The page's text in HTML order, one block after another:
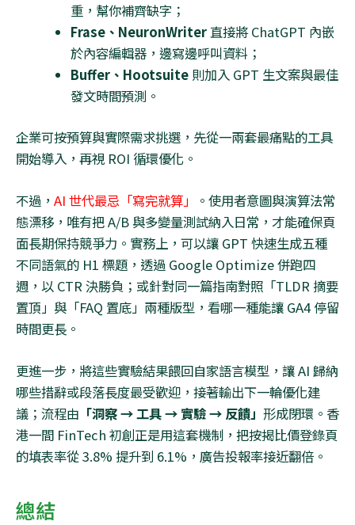
重，幫你補齊缺字；
Frase 、 NeuronWriter直接將ChatGPT 內嵌
於內容編輯器，邊寫邊呼叫資料；
Buffer 、 Hootsuite 則加入 GPT 生文案與最佳
發文時間預測。
企業可按預算與實際需求挑選，先從一兩套最痛點的工具
開始導入，再視 ROI 循環優化。
不過， AI 世代最忌「寫完就算」
。使用者意圖與演算法常
態漂移，唯有把A/B 與多變量測試納入日常，才能確保頁
面長期保持競爭力。實務上，可以讓 GPT 快速生成五種
不同語氣的 H1 標題，透過 Google Optimize併跑四
週，以 CTR決勝負；或針對同一篇指南對照「TLDR摘要
置頂」與「FAQ 置底」兩種版型，看哪一種能讓 GA4停留
時間更長。
更進一步，將這些實驗結果餵回自家語言模型，讓AI 歸納
哪些措辭或段落長度最受歡迎，接著輸出下一輪優化建
議；流程由 「洞察→工具→實驗→ 反饋」 形成閉環。香
港一間 FinTech 初創正是用這套機制，把按揭比價登錄頁
的填表率從3.8% 提升到 6.1% ，廣告投報率接近翻倍。
總結